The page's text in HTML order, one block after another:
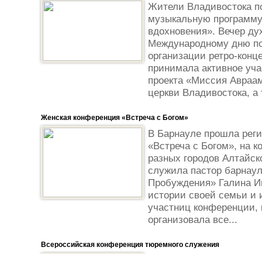
Жители Владивостока
музыкальную
вдохновения». Вечер
Международному дню
организации ретро-
принимала активное
проекта «Миссия
церкви Владивостока,
Женская конференция «Встреча с Богом»
В Барнауле прошла
«Встреча с Богом», на
разных городов
служила пастор
Пробуждения» Галина
истории своей семьи и
участниц конференции,
организовала все...
Всероссийская конференция тюремного служения